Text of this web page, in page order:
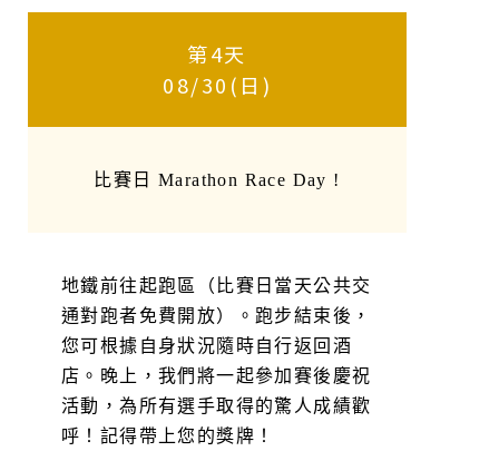
第4天
08/30(日)
比賽日 Marathon Race Day !
地鐵前往起跑區（比賽日當天公共交
通對跑者免費開放）。跑步結束後，
您可根據自身狀況隨時自行返回酒
店。晚上，我們將一起參加賽後慶祝
活動，為所有選手取得的驚人成績歡
呼！記得帶上您的獎牌！